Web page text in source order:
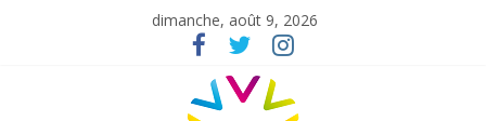
dimanche, août 9, 2026